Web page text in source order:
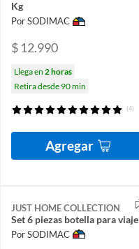
Kg
Por SODIMAC
$ 12.990
Llega en 2 horas
Retira desde 90 min
(4)
Agregar
JUST HOME COLLECTION
Set 6 piezas botella para viaje
Por SODIMAC